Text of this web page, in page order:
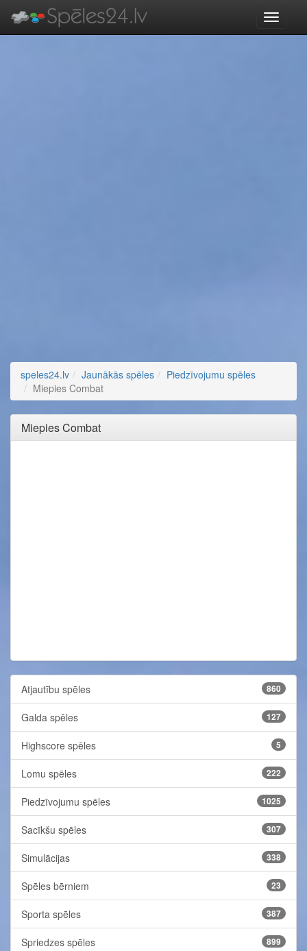
speles24.lv Jaunākās spēles
Piedzīvojumu spēles
Miepies Combat
Miepies Combat
Atjautību spēles 860
Galda spēles 127
Highscore spēles 5
Lomu spēles 222
Piedzīvojumu spēles 1025
Sacīkšu spēles 307
Simulācijas 338
Spēles bērniem 23
Sporta spēles 387
Spriedzes spēles 899